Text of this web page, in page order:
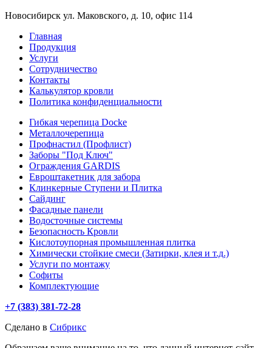
Новосибирск ул. Маковского, д. 10, офис 114
Главная
Продукция
Услуги
Сотрудничество
Контакты
Калькулятор кровли
Политика конфиденциальности
Гибкая черепица Docke
Металлочерепица
Профнастил (Профлист)
Заборы "Под Ключ"
Ограждения GARDIS
Евроштакетник для забора
Клинкерные Ступени и Плитка
Сайдинг
Фасадные панели
Водосточные системы
Безопасность Кровли
Кислотоупорная промышленная плитка
Химически стойкие смеси (Затирки, клея и т.д.)
Услуги по монтажу
Софиты
Комплектующие
+7 (383) 381-72-28
Сделано в Сибрикс